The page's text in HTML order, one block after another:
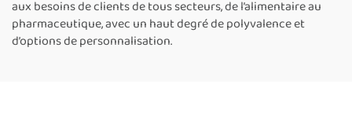
aux besoins de clients de tous secteurs, de l’alimentaire au
pharmaceutique, avec un haut degré de polyvalence et
d’options de personnalisation.